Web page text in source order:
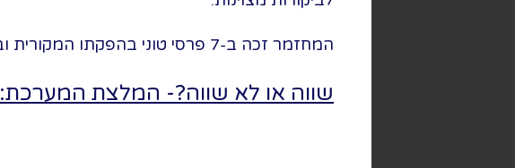
המחזמר זכה ב-7 פרסי טוני בהפקתו המקורית וב-7 פרסי אוליבייה בהפקה המחודשת בשנת 2023.
שווה או לא שווה?- המלצת המערכת: